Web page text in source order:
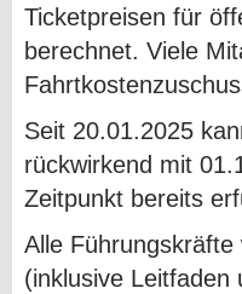
Ticketpreisen für
berechnet. Viele
Seit 20.01.2025
rückwirkend mit
Zeitpunkt bereits
Alle
(inklusive Leitfaden